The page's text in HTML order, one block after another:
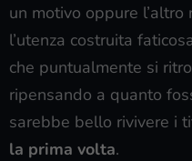
un motivo oppure
l’utenza costruita
che puntualmente si
ripensando a quanto
sarebbe bello rivivere i
la prima volta.